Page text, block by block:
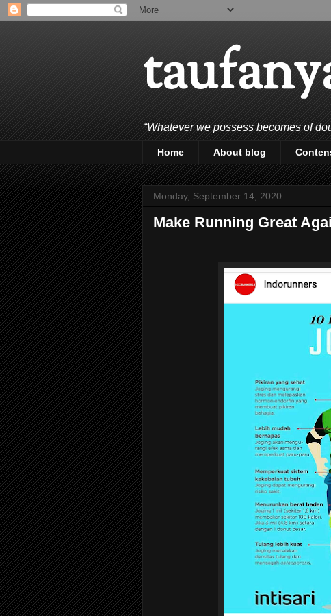
“Whatever we possess becomes of
Home About blog
Monday, September 14, 2020
Make Running Great